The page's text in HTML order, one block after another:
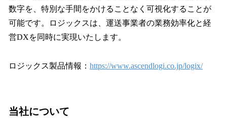
数字を、特別な手間をかけることなく可視化することが
可能です。ロジックスは、運送事業者の業務効率化と経
営DXを同時に実現いたします。
ロジックス製品情報： https://www.ascendlogi.co.jp/logix/
当社について